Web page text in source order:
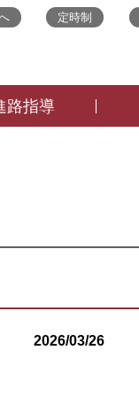
路指導
定時制
2026/03/26